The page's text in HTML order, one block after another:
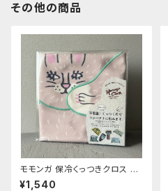
その他の商品
モモンガ 保冷くっつきクロス ウ
サ
¥1,540